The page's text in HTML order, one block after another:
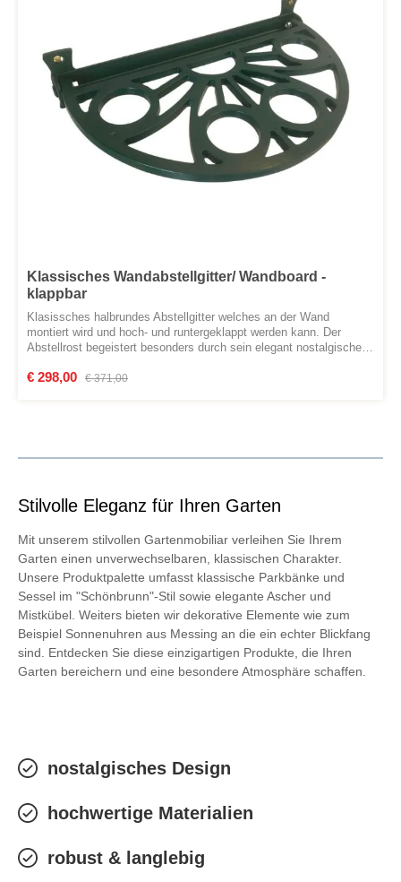
Klassisches Wandabstellgitter/ Wandboard -
klappbar
Klasissches halbrundes Abstellgitter welches an der Wand
montiert wird und hoch- und runtergeklappt werden kann. Der
Abstellrost begeistert besonders durch sein elegant nostalgisches
händisch produziert. Material: Gusseisen Farbe: unlackiert oder
Verkaufspreis:
€ 298,00 Regulärer Preis:
€ 371,00
Stilvolle Eleganz für Ihren Garten
Mit unserem stilvollen Gartenmobiliar verleihen Sie Ihrem
Garten einen unverwechselbaren, klassischen Charakter.
Unsere Produktpalette umfasst klassische Parkbänke und
Sessel im "Schönbrunn"-Stil sowie elegante Ascher und
Mistkübel. Weiters bieten wir dekorative Elemente wie zum
Beispiel Sonnenuhren aus Messing an die ein echter Blickfang
sind. Entdecken Sie diese einzigartigen Produkte, die Ihren
Garten bereichern und eine besondere Atmosphäre schaffen.
nostalgisches Design
hochwertige Materialien
robust & langlebig